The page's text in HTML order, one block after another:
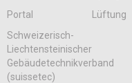
Portal
Lüftung
Schweizerisch-
Liechtensteinischer
Gebäudetechnikverband
(suissetec)